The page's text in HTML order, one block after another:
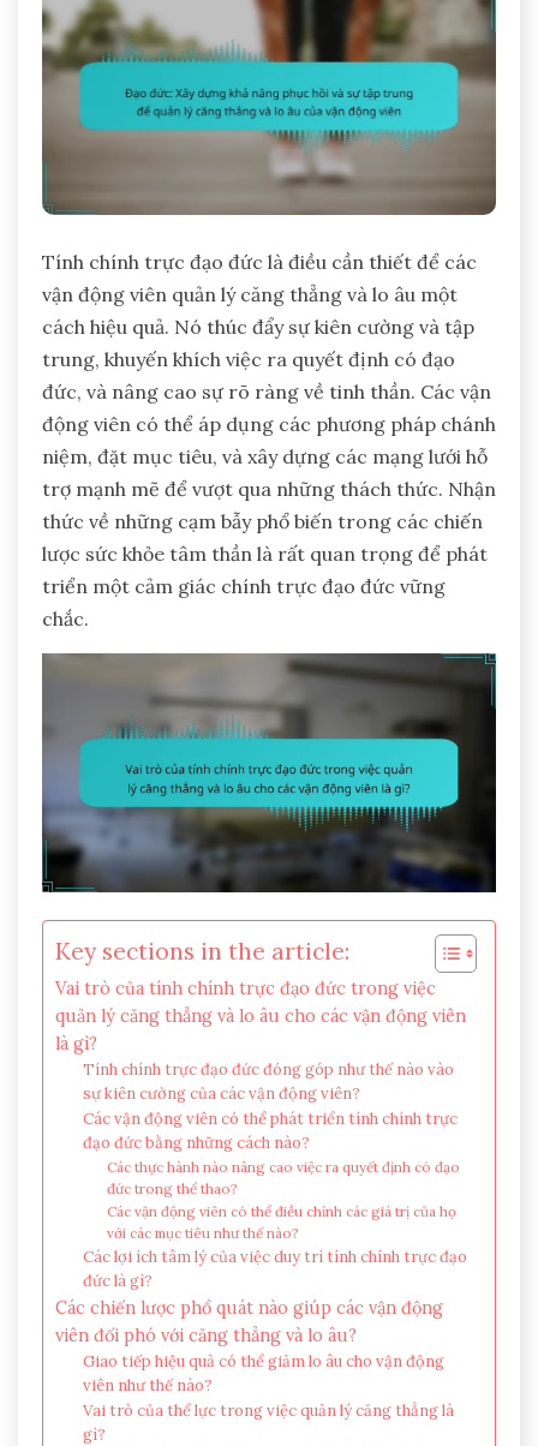
Tính chính trực đạo đức là điều cần thiết để các
vận động viên quản lý căng thẳng và lo âu một
cách hiệu quả. Nó thúc đẩy sự kiên cường và tập
trung, khuyến khích việc ra quyết định có đạo
đức, và nâng cao sự rõ ràng về tinh thần. Các vận
động viên có thể áp dụng các phương pháp chánh
niệm, đặt mục tiêu, và xây dựng các mạng lưới hỗ
trợ mạnh mẽ để vượt qua những thách thức. Nhận
thức về những cạm bẫy phổ biến trong các chiến
lược sức khỏe tâm thần là rất quan trọng để phát
triển một cảm giác chính trực đạo đức vững
chắc.
Key sections in the article:
Vai trò của tính chính trực đạo đức trong việc
quản lý căng thẳng và lo âu cho các vận động viên
là gì?
Tính chính trực đạo đức đóng góp như thế nào vào
sự kiên cường của các vận động viên?
Các vận động viên có thể phát triển tính chính trực
đạo đức bằng những cách nào?
Các thực hành nào nâng cao việc ra quyết định có đạo
đức trong thể thao?
Các vận động viên có thể điều chỉnh các giá trị của họ
với các mục tiêu như thế nào?
Các lợi ích tâm lý của việc duy trì tính chính trực đạo
đức là gì?
Các chiến lược phổ quát nào giúp các vận động
viên đối phó với căng thẳng và lo âu?
Giao tiếp hiệu quả có thể giảm lo âu cho vận động
viên như thế nào?
Vai trò của thể lực trong việc quản lý căng thẳng là
gì?